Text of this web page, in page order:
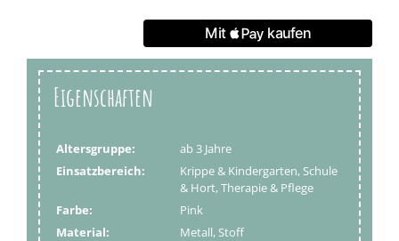
Eigenschaften
Altersgruppe:
ab 3 Jahre
Einsatzbereich:
Krippe & Kindergarten, Schule
& Hort, Therapie & Pflege
Farbe:
Pink
Material:
Metall, Stoff